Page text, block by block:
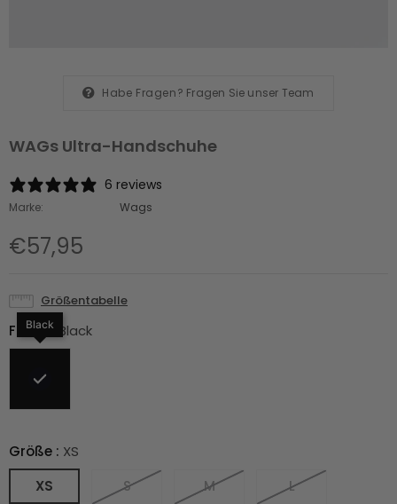
Habe Fragen? Fragen Sie unser Team
WAGs Ultra-Handschuhe
6 reviews
Marke: Wags
€57,95
Größentabelle
Farbe: Black
Black
Größe : XS
XS
S M L